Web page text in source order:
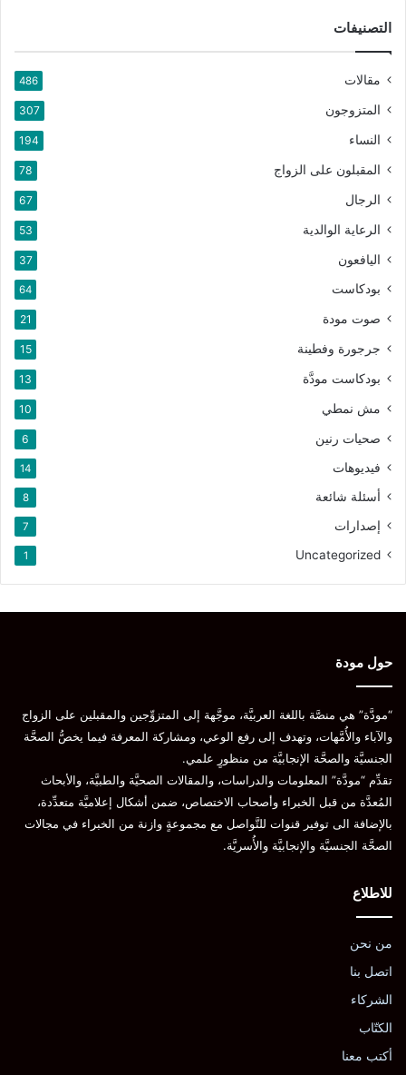
التصنيفات
مقالات 486
المتزوجون 307
النساء 194
المقبلون على الزواج 78
الرجال 67
الرعاية الوالدية 53
اليافعون 37
بودكاست 64
صوت مودة 21
جرجورة وفطينة 15
بودكاست مودَّة 13
مش نمطي 10
صحيات رنين 6
فيديوهات 14
أسئلة شائعة 8
إصدارات 7
Uncategorized
1
حول مودة
“مودَّة” هي منصَّة باللغة العربيَّة، موجَّهة إلى المتزوِّجين والمقبلين على الزواج
والآباء والأُمَّهات، وتهدف إلى رفع الوعي، ومشاركة المعرفة فيما يخصُّ الصحَّة
الجنسيَّة والصحَّة الإنجابيَّة من منظورٍ علمي.
تقدِّم “مودَّة” المعلومات والدراسات، والمقالات الصحيَّة والطبيَّة، والأبحاث
المُعدَّة من قبل الخبراء وأصحاب الاختصاص، ضمن أشكال إعلاميَّة متعدِّدة،
بالإضافة الى توفير قنوات للتَّواصل مع مجموعةٍ وازنة من الخبراء في مجالات
الصحَّة الجنسيَّة والإنجابيَّة والأُسريَّة.
للاطلاع
من نحن
اتصل بنا
الشركاء
الكتّاب
أكتب معنا